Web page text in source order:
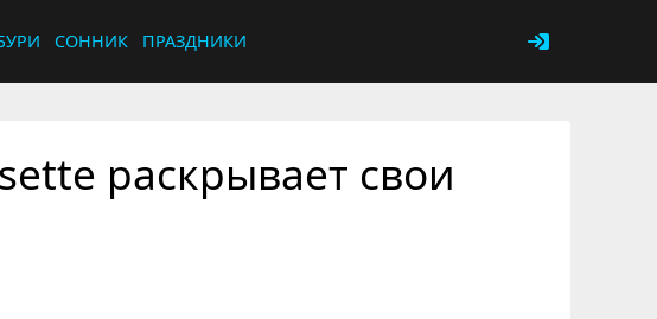
СОННИК ПРАЗДНИКИ
раскрывает свои